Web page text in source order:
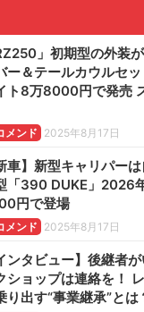
」初期型の外装
ー＆テールカウルセ
ト8万8000円で発売
メンド 2025年8月17日
車】新型キャリパー
「390 DUKE」2026
円で登場
メンド 2025年8月17日
ンタビュー】後継者
ショップは連絡を！
り出す“事業継承”とは